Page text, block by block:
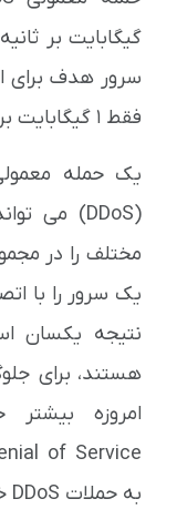
سرور هدف برای
فقط 1 گیگابایت بر ثانیه است.
یک حمله
نتیجه یکسان
هستند، برای
به حملات DDoS خلاصه می شوند.